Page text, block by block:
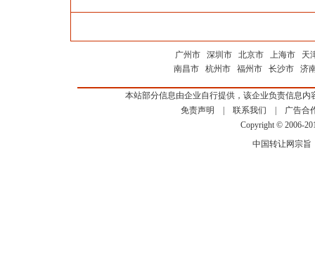
广州市 深圳市 北京市 上海市
天
南昌市
杭州市 福州市 长沙市 济
本站部分信息由企业自行提供，该企业负责信息
免责声明
联系我们
广告合
Copyright © 2006-
中国转让网宗旨